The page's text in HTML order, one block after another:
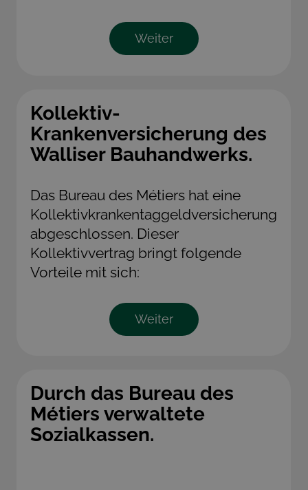
Weiter
Kollektiv-
Krankenversicherung des
Walliser Bauhandwerks.
Das Bureau des Métiers hat eine
Kollektivkrankentaggeldversicherung
abgeschlossen. Dieser
Kollektivvertrag bringt folgende
Vorteile mit sich:
Weiter
Durch das Bureau des
Métiers verwaltete
Sozialkassen.